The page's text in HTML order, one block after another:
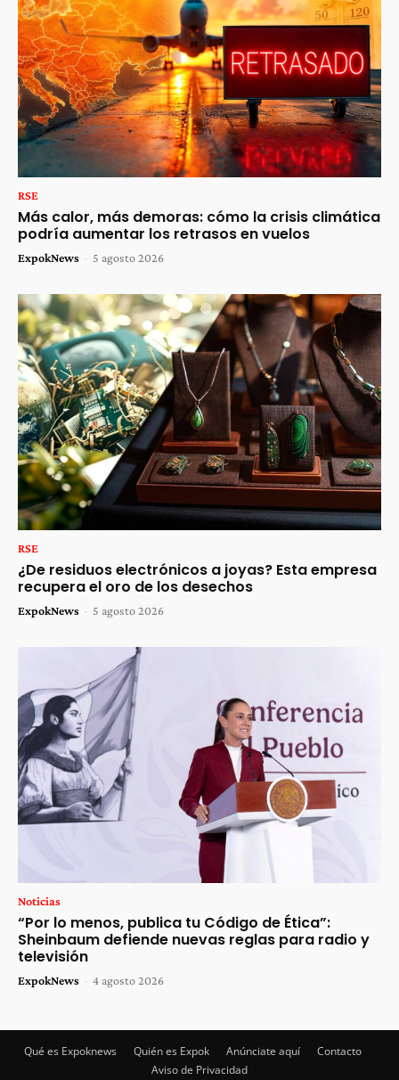
RSE
Más calor, más demoras: cómo la crisis climática
podría aumentar los retrasos en vuelos
ExpokNews - 5 agosto 2026
RSE
¿De residuos electrónicos a joyas? Esta empresa
recupera el oro de los desechos
ExpokNews - 5 agosto 2026
Noticias
“Por lo menos, publica tu Código de Ética”:
Sheinbaum defiende nuevas reglas para radio y
televisión
ExpokNews - 4 agosto 2026
Qué es Expoknews Quién es Expok Anúnciate aquí
Contacto
Aviso de Privacidad